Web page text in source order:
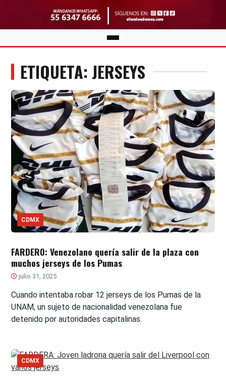
ETIQUETA: JERSEYS
CDMX
FARDERO: Venezolano quería salir de la plaza con
muchos jerseys de los Pumas
julio 31, 2025
Cuando intentaba robar 12 jerseys de los Pumas de la
UNAM, un sujeto de nacionalidad venezolana fue
detenido por autoridades capitalinas.
CDMX